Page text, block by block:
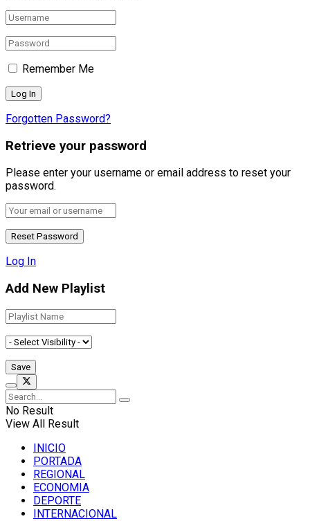
Remember Me
Forgotten Password?
Retrieve your password
Please enter your username or email address to reset your
password.
Log In
Add New Playlist
No Result
View All Result
INICIO
PORTADA
REGIONAL
ECONOMIA
DEPORTE
INTERNACIONAL